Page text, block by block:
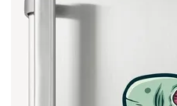
Produktionsaufschlag
Deutschland